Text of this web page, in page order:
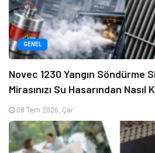
GENEL
Novec 1230 Yangın Söndürme
Mirasınızı Su Hasarından
08 Tem 2026, Çar